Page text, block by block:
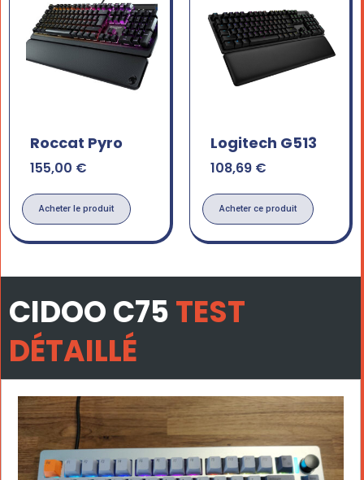
Roccat Pyro
155,00 €
Acheter le produit
Logitech G513
108,69 €
Acheter ce produit
CIDOO C75TEST
DÉTAILLÉ